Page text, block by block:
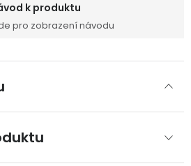
k produktu
pro zobrazení návodu